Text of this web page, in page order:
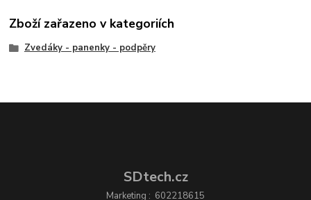
Zboží zařazeno v kategoriích
Zvedáky - panenky - podpěry
SDtech.cz
Marketing : 602218615